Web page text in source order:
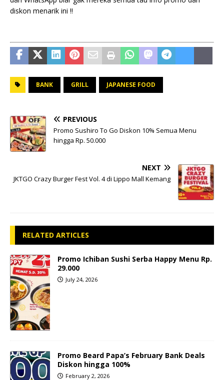
diskon menarik ini !!
BANK GRILL JAPANESE FOOD
PREVIOUS
Promo Sushiro To Go Diskon 10% Semua Menu
hingga Rp. 50.000
NEXT
JKTGO Crazy Burger Fest Vol. 4 di Lippo Mall Kemang
RELATED ARTICLES
Promo Ichiban Sushi Serba Happy Menu Rp.
29.000
July 24, 2026
Promo Beard Papa’s February Bank Deals
Diskon hingga 100%
February 2, 2026